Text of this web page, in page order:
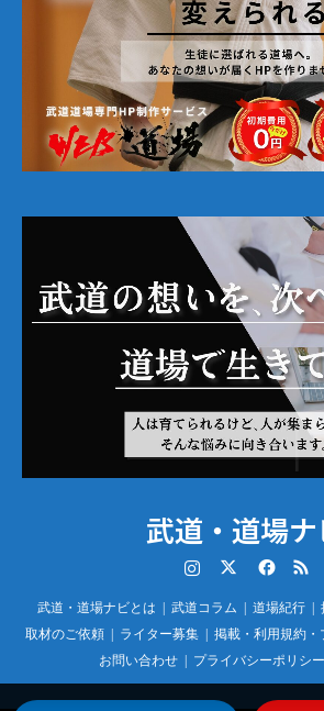
武道・道場ナ
RSS
武道・道場ナビとは 武道コラム 道場紀行
取材のご依頼
ライター募集
掲載・利用規約・
お問い合わせ
プライバシーポリシー